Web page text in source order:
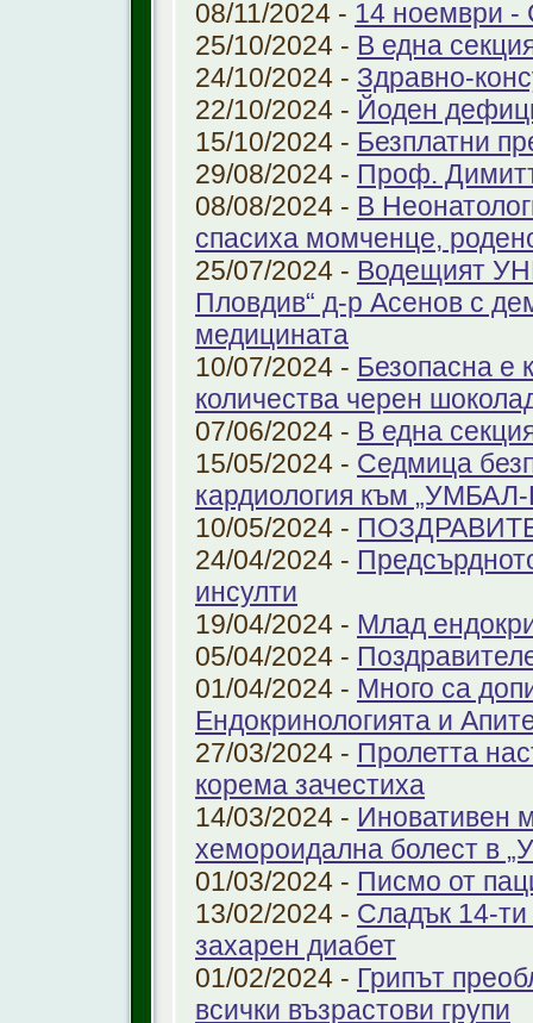
08/11/2024 - 14 ноември -
25/10/2024 - В една
24/10/2024 - Здравно-
22/10/2024 - Йоден
15/10/2024 - Безплатни
29/08/2024 - Проф.
08/08/2024 - В
спасиха момченце,
25/07/2024 - Водещият
Пловдив“ д-р Асенов с
медицината
10/07/2024 - Безопасна е
количества черен
07/06/2024 - В една
15/05/2024 - Седмица
кардиология към
10/05/2024 -
24/04/2024 -
инсулти
19/04/2024 - Млад
05/04/2024 -
01/04/2024 - Много са
Ендокринологията и
27/03/2024 - Пролетта
корема зачестиха
14/03/2024 - Иновативен
хемороидална болест в
01/03/2024 - Писмо от
13/02/2024 - Сладък 14-
захарен диабет
01/02/2024 - Грипът
всички възрастови групи